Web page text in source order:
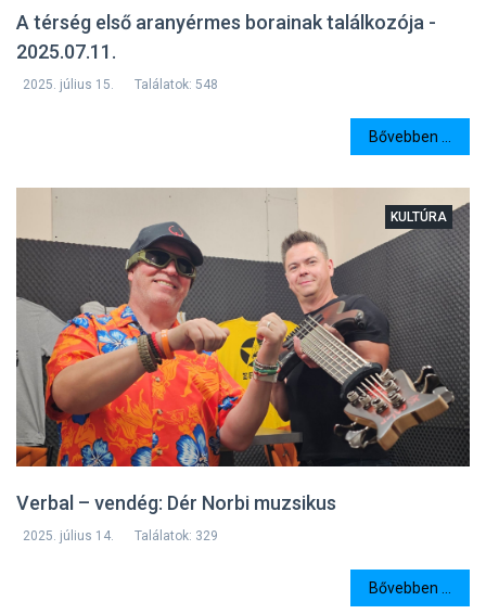
A térség első aranyérmes borainak találkozója -
2025.07.11.
2025. július 15. Találatok: 548
Bővebben ...
Verbal – vendég: Dér Norbi muzsikus
KULTÚRA
2025. július 14. Találatok: 329
Bővebben ...